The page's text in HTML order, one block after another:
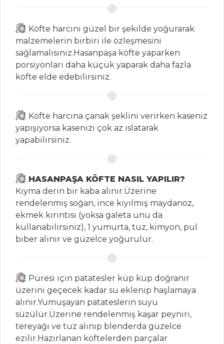
mutfağından
Aussie Pie nasıl
yapılır?
Ustasından İzmir
bombası tarifi ve
Masterchef Tüm
Tarifleri
Kızılcık Şerbeti
Demirhindi
Şerbeti
Naneli Limon
Şerbeti
ET YEMEKLERI
KEME SOTE
Köfte harcını güzel bir şekilde yoğurarak
malzemelerin birbiri ile özleşmesini
sağlamalısınız.Hasanpaşa köfte yaparken
porsiyonları daha küçük yaparak daha fazla
köfte elde edebilirsiniz.
Köfte harcına çanak şeklini verirken kaseniz
yapışıyorsa kasenizi çok az ıslatarak
yapabilirsiniz.
HASANPAŞA KÖFTE NASIL YAPILIR?
Kıyma derin bir kaba alınır.Üzerine
rendelenmiş soğan, ince kıyılmış maydanoz,
ekmek kırıntısı (yoksa galeta unu da
kullanabilirsiniz), 1 yumurta, tuz, kimyon, pul
biber alınır ve güzelce yoğurulur.
Püresi için patatesler küp küp doğranır
üzerini geçecek kadar su eklenip haşlamaya
alınır.Yumuşayan patateslerin suyu
süzülür.Üzerine rendelenmiş kaşar peyniri,
tereyağı ve tuz alınıp blenderda güzelce
ezilir.Hazırlanan köftelerden parçalar